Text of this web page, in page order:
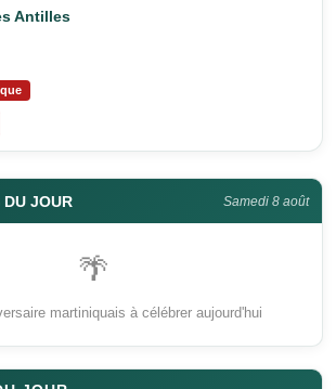
Antilles
DU JOUR Samedi 8 août
🌴
martiniquais à célébrer aujourd'hui